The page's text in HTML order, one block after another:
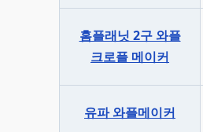
홈플래닛 2구 와플
크로플 메이커
유파 와플메이커